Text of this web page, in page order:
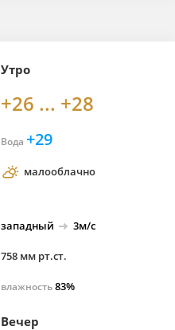
Утро
+26 ... +28
Вода +29
малооблачно
западный 3м/с
758 мм рт.ст.
влажность83%
Вечер